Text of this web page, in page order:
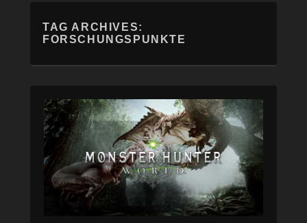
TAG ARCHIVES:
FORSCHUNGSPUNKTE